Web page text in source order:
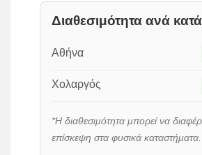
Διαθεσιμότητα ανά
Αθήνα
Χολαργός
*Η διαθεσιμότητα μπορεί να
επίσκεψη στα φυσικά καταστήματα.